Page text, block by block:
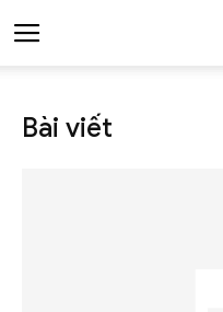
Bài viết